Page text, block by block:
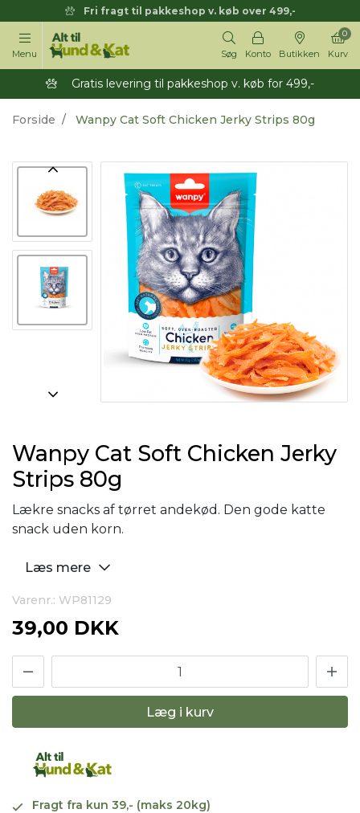
Fri fragt til pakkeshop v. køb over 499,-
Menu Søg Konto Butikken Kurv
0
Gratis levering til pakkeshop v. køb for 499,-
Forside Wanpy Cat Soft Chicken Jerky Strips 80g
Wanpy Cat Soft Chicken Jerky
Strips 80g
Lækre snacks af tørret andekød. Den gode katte
snack uden korn.
Læs mere
Varenr.: WP81129
39,00 DKK
Læg i kurv
Fragt fra kun 39,- (maks 20kg)